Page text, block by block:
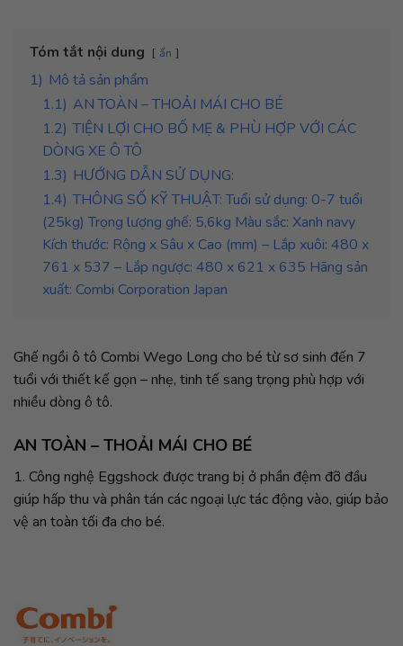
Tóm tắt nội dung ẩn
1) Mô tả sản phẩm
1.1) AN TOÀN – THOẢI MÁI CHO BÉ
1.2) TIỆN LỢI CHO BỐ MẸ & PHÙ HỢP VỚI CÁC
DÒNG XE Ô TÔ
1.3) HƯỚNG DẪN SỬ DỤNG:
1.4) THÔNG SỐ KỸ THUẬT: Tuổi sử dụng: 0-7 tuổi
(25kg) Trọng lượng ghế: 5,6kg Màu sắc: Xanh navy
Kích thước: Rộng x Sâu x Cao (mm) – Lắp xuôi: 480 x
761 x 537 – Lắp ngược: 480 x 621 x 635 Hãng sản
xuất: Combi Corporation Japan
Ghế ngồi ô tô Combi Wego Long cho bé từ sơ sinh đến 7
tuổi với thiết kế gọn – nhẹ, tinh tế sang trọng phù hợp với
nhiều dòng ô tô.­­­­­­­­­­­­­­­
AN TOÀN – THOẢI MÁI CHO BÉ
1. Công nghệ Eggshock được trang bị ở phần đệm đỡ đầu
giúp hấp thu và phân tán các ngoại lực tác động vào, giúp bảo
vệ an toàn tối đa cho bé.